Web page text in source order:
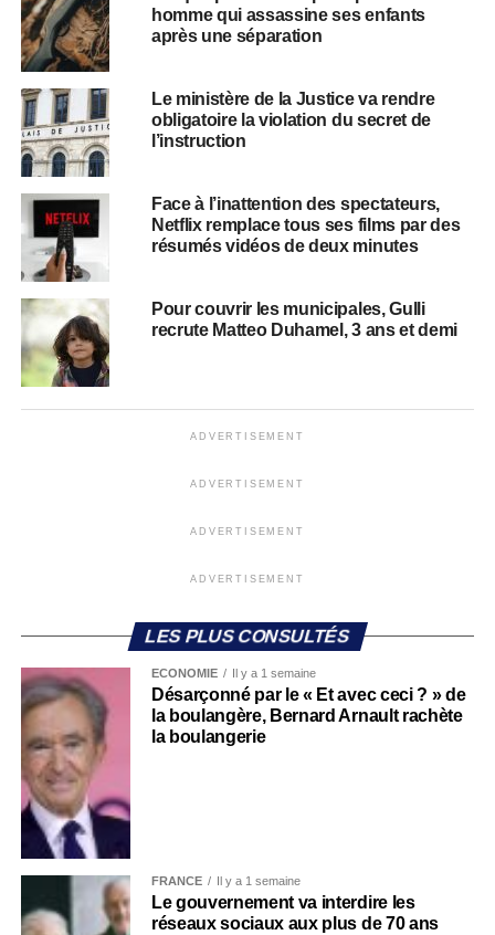
homme qui assassine ses enfants
après une séparation
Le ministère de la Justice va rendre
obligatoire la violation du secret de
l’instruction
Face à l’inattention des spectateurs,
Netflix remplace tous ses films par des
résumés vidéos de deux minutes
Pour couvrir les municipales, Gulli
recrute Matteo Duhamel, 3 ans et demi
ADVERTISEMENT
ADVERTISEMENT
ADVERTISEMENT
ADVERTISEMENT
LES PLUS CONSULTÉS
ECONOMIE Il y a 1 semaine
Désarçonné par le « Et avec ceci ? » de
la boulangère, Bernard Arnault rachète
la boulangerie
FRANCE Il y a 1 semaine
Le gouvernement va interdire les
réseaux sociaux aux plus de 70 ans